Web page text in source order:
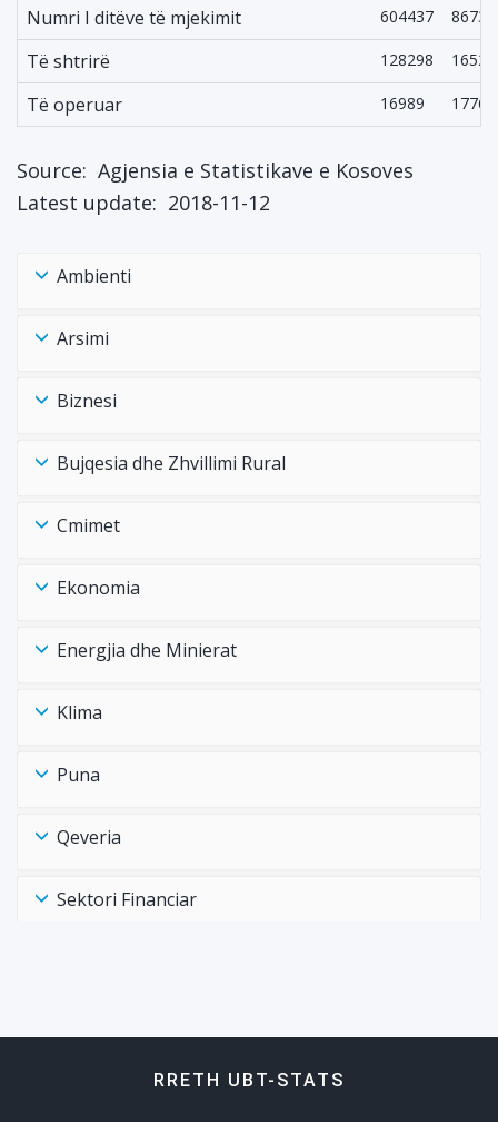
Numri I ditëve të mjekimit 604437
Të shtrirë 128298
Të operuar 16989 17766
Source: Agjensia e Statistikave e Kosoves
Latest update: 2018-11-12
Ambienti
Arsimi
Biznesi
Bujqesia dhe Zhvillimi Rural
Cmimet
Ekonomia
Energjia dhe Minierat
Klima
Puna
Qeveria
Sektori Financiar
RRETH UBT-STATS